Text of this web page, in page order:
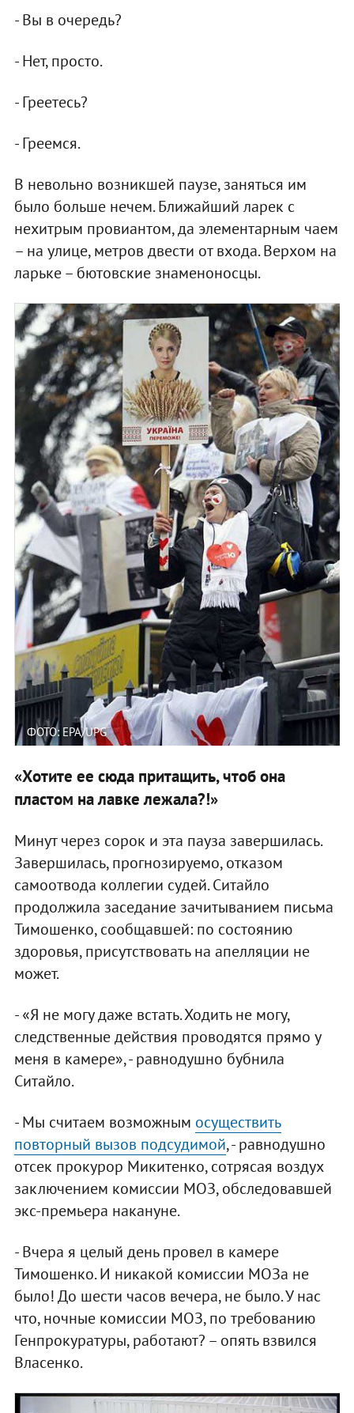
- Вы в очередь?
- Нет, просто.
- Греетесь?
- Греемся.
В невольно возникшей паузе, заняться им
было больше нечем. Ближайший ларек с
нехитрым провиантом, да элементарным чаем
– на улице, метров двести от входа. Верхом на
ларьке – бютовские знаменоносцы.
ФОТО: EPA/UPG
«Хотите ее сюда притащить, чтоб она
пластом на лавке лежала?!»
Минут через сорок и эта пауза завершилась.
Завершилась, прогнозируемо, отказом
самоотвода коллегии судей. Ситайло
продолжила заседание зачитыванием письма
Тимошенко, сообщавшей: по состоянию
здоровья, присутствовать на апелляции не
может.
- «Я не могу даже встать. Ходить не могу,
следственные действия проводятся прямо у
меня в камере», - равнодушно бубнила
Ситайло.
- Мы считаем возможным осуществить
повторный вызов подсудимой, - равнодушно
отсек прокурор Микитенко, сотрясая воздух
заключением комиссии МОЗ, обследовавшей
экс-премьера накануне.
- Вчера я целый день провел в камере
Тимошенко. И никакой комиссии МОЗа не
было! До шести часов вечера, не было. У нас
что, ночные комиссии МОЗ, по требованию
Генпрокуратуры, работают? – опять взвился
Власенко.